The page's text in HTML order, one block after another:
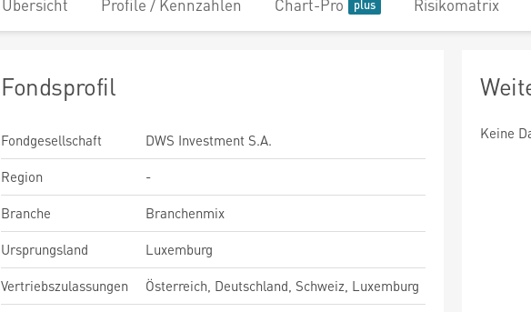
Übersicht Profile / Kennzahlen Chart-Pro Risikomatrix
Fondsprofil
Fondgesellschaft
DWS Investment S.A.
Region
-
Branche
Branchenmix
Ursprungsland
Luxemburg
Vertriebszulassungen
Österreich, Deutschland, Schweiz, Luxemburg
Keine